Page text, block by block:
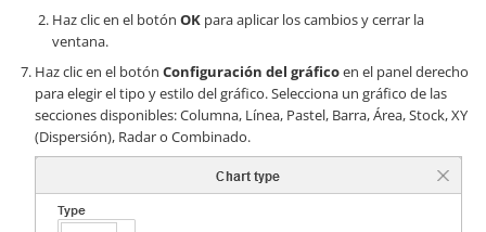
Haz clic en el botón OK para aplicar los cambios y cerrar la
ventana.
Haz clic en el botón Configuración del gráficoen el panel derecho
para elegir el tipo y estilo del gráfico. Selecciona un gráfico de las
secciones disponibles: Columna, Línea, Pastel, Barra, Área, Stock, XY
(Dispersión), Radar o Combinado.